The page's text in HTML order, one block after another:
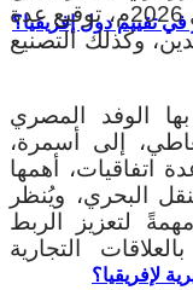
في تقييم دول إفريقيا؟
لإفريقيا؟
صالح» إلى القاهرة في منتصف أبريل 2026م، توقيع عدة
وكذلك التصنيع
الوفد المصري
إلى أسمرة،
اتفاقيات، أهمها
البحري، ويُنظر
لتعزيز الربط
التجارية